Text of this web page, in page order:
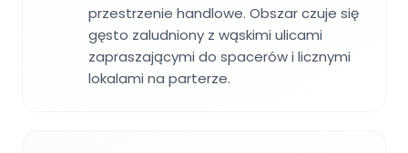
przestrzenie handlowe. Obszar czuje się
gęsto zaludniony z wąskimi ulicami
zapraszającymi do spacerów i licznymi
lokalami na parterze.